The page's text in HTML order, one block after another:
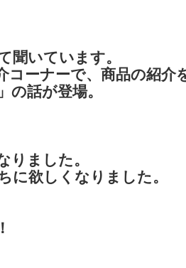
聞いています。
コーナーで、商品の紹
話が登場。
りました。
に欲しくなりました。